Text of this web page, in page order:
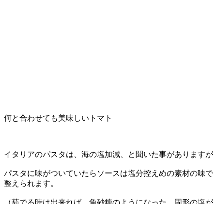
何と合わせても美味しいトマト
イタリアのパスタは、海の塩加減、と聞いた事がありますが
パスタに味がついていたらソースは塩分控えめの素材の味で
整えられます。
（茹でる時は出来れば，角砂糖のようになった、固形の塩が